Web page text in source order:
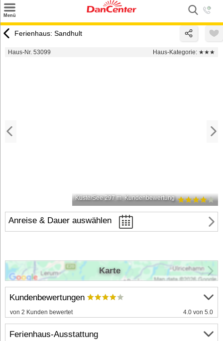
Menü
Urlaubsziele
Ferienhaus: Sandhult
Haus-Nr. 53099 Haus-Kategorie: ★★★
Küste/See 297 m Kundenbewertung
Anreise & Dauer auswählen
Kundenbewertungen
von 2 Kunden bewertet 4.0 von 5.0
Ferienhaus-Ausstattung
Karte